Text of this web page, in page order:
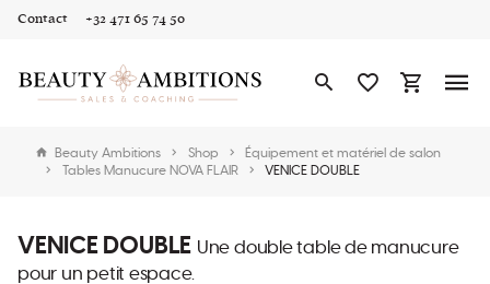
Contact +32 471 65 74 50
Beauty Ambitions Shop
Équipement et matériel de salon
Tables Manucure NOVA FLAIR
VENICE DOUBLE
VENICE DOUBLE Une double table de manucure
pour un petit espace.